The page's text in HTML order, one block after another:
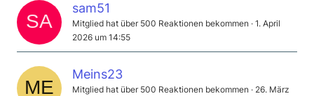
sam51
Mitglied hat über 500 Reaktionen bekommen
1. April
2026 um 14:55
Meins23
Mitglied hat über 500 Reaktionen bekommen
26. März